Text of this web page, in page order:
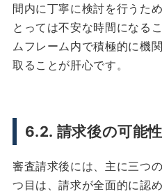
間内に丁寧に検討を行うた
とっては不安な時間になる
ムフレーム内で積極的に機
取ることが肝心です。
6.2. 請求後の可能
審査請求後には、主に三つ
つ目は、請求が全面的に認